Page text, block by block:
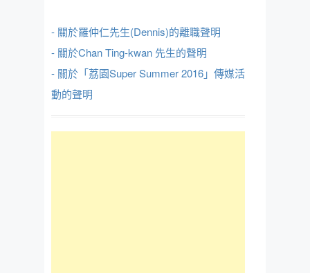
- 關於羅仲仁先生(Dennis)的離職聲明
- 關於Chan Ting-kwan 先生的聲明
- 關於「荔園Super Summer 2016」傳媒活
動的聲明